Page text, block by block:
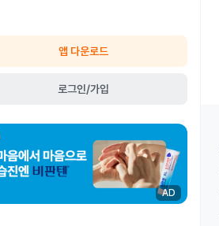
앱 다운로드
로그인/가입
AD